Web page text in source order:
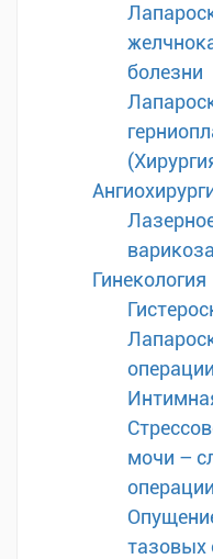
болезни
варикоза
Гинекология
операции
мочи –
операции
тазовых